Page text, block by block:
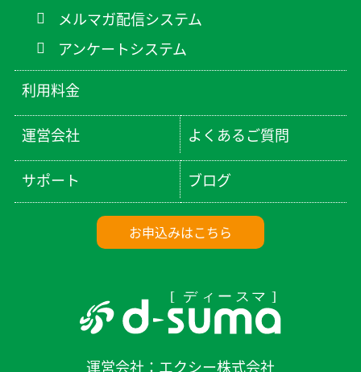
運営会社： エクシー株式会社
メルマガ配信システム
アンケートシステム
利用料金
運営会社 よくあるご質問
サポート ブログ
お申込みはこちら